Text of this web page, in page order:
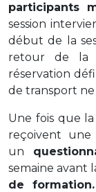
participants
session
début de la
retour de la
réservation
de transport
Une fois que
reçoivent une
un
semaine avant
de formation.